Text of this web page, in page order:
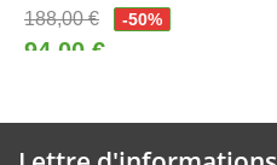
188,00 €
-50%
94,00 €